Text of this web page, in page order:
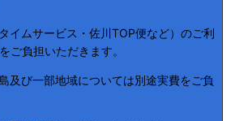
イムサービス・佐川TOP便など）のご利
ご負担いただきます。
及び一部地域については別途実費をご負